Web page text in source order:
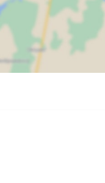
Карта Спутник